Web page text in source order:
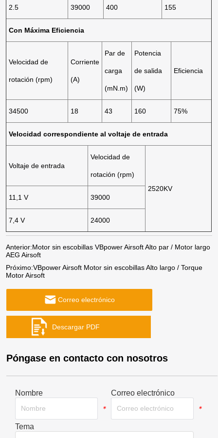
2.5 39000 400 155
Con Máxima Eficiencia
Velocidad de
rotación (rpm)
Corriente
(A)
Par de
carga
(mN.m)
Potencia
de salida
(W)
Eficiencia
34500 18 43 160 75%
Velocidad correspondiente al voltaje de entrada
Voltaje de entrada
Velocidad de
rotación (rpm)
2520KV
11,1 V
39000
7,4 V 24000
Anterior:Motor sin escobillas VBpower Airsoft Alto par / Motor largo
AEG Airsoft
Próximo:VBpower Airsoft Motor sin escobillas Alto largo / Torque
Motor Airsoft
Correo electrónico
Póngase en contacto con nosotros
Nombre
*
Correo electrónico
*
Tema